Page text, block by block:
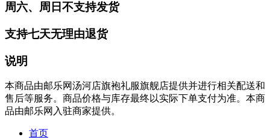
周六、周日不支持发货
支持七天无理由退货
说明
本商品由邮乐网汤河店旗袍礼服旗舰店提供并进行相关配送和
售后等服务。商品价格与库存最终以实际下单支付为准。本商
品由邮乐网入驻商家提供。
首页